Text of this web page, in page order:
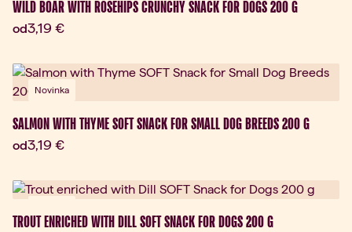
WILD BOAR WITH ROSEHIPS CRUNCHY SNACK FOR DOGS 200 G
odAktuálna cena:
3,19 €
Novinka
SALMON WITH THYME SOFT SNACK FOR SMALL DOG BREEDS 200 G
odAktuálna cena:
3,19 €
TROUT ENRICHED WITH DILL SOFT SNACK FOR DOGS 200 G